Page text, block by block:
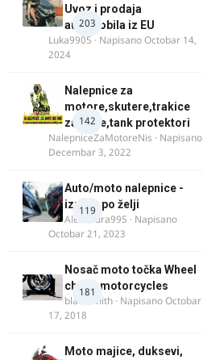
203
Uvoz i prodaja
automobila iz EU
Luka9905 · NapisanoOctobar 14,
2024
142
Nalepnice za
motore,skutere,trakice
za felne,tank protektori
NalepniceZaMotoreNis · Napisano
Decembar 3, 2022
119
Auto/moto nalepnice -
izrada po želji
Alexandra995 · Napisano
Octobar 21, 2023
181
Nosač moto točka Wheel
chock motorcycles
blacksmith · NapisanoOctobar
17, 2018
Moto majice, duksevi,